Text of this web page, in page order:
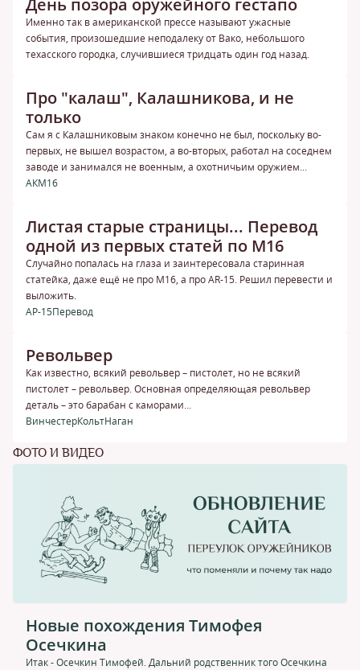
День позора оружейного гестапо
Именно так в американской прессе называют ужасные
события, произошедшие неподалеку от Вако, небольшого
техасского городка, случившиеся тридцать один год назад.
Про "калаш", Калашникова, и не
только
Сам я с Калашниковым знаком конечно не был, поскольку во-
первых, не вышел возрастом, а во-вторых, работал на соседнем
заводе и занимался не военным, а охотничьим оружием...
АКМ16
Листая старые страницы... Перевод
одной из первых статей по М16
Случайно попалась на глаза и заинтересовала старинная
статейка, даже ещё не про М16, а про AR-15. Решил перевести и
выложить.
АР-15Перевод
Револьвер
Как известно, всякий револьвер – пистолет, но не всякий
пистолет – револьвер. Основная определяющая револьвер
деталь – это барабан с каморами...
ВинчестерКольтНаган
ФОТО И ВИДЕО
Новые похождения Тимофея
Осечкина
Итак - Осечкин Тимофей. Дальний родственник того Осечкина